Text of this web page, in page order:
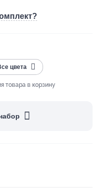
цвета
товара в корзину